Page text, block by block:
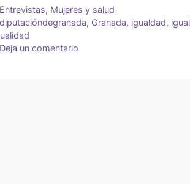
Entrevistas, Mujeres y salud
diputacióndegranada, Granada, igualdad,
Deja un comentario